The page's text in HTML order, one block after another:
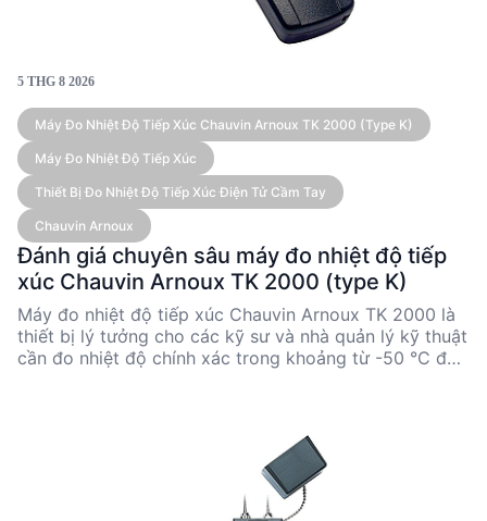
5 THG 8 2026
Máy Đo Nhiệt Độ Tiếp Xúc Chauvin Arnoux TK 2000 (type K)
Máy Đo Nhiệt Độ Tiếp Xúc
Thiết Bị Đo Nhiệt Độ Tiếp Xúc Điện Tử Cầm Tay
Chauvin Arnoux
Đánh giá chuyên sâu máy đo nhiệt độ tiếp
xúc Chauvin Arnoux TK 2000 (type K)
Máy đo nhiệt độ tiếp xúc Chauvin Arnoux TK 2000 là
thiết bị lý tưởng cho các kỹ sư và nhà quản lý kỹ thuật
cần đo nhiệt độ chính xác trong khoảng từ -50 °C đến
nghiệp. Thiết kế nhỏ gọn và dễ sử dụng giúp thiết bị
này trở thành lựa chọn hàng đầu cho các ứng dụng